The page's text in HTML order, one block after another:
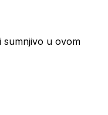
sumnjivo u ovom